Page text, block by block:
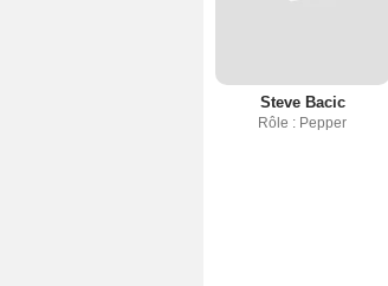
Steve Bacic
Rôle : Pepper